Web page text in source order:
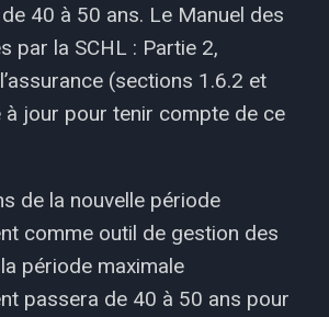
40 à 50 ans. Le Manuel des
par la SCHL : Partie 2,
(sections 1.6.2 et
à jour pour tenir compte de ce
de la nouvelle période
comme outil de gestion des
période maximale
passera de 40 à 50 ans pour